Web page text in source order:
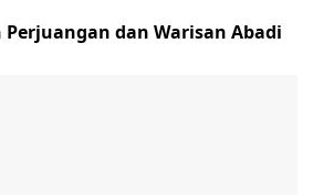
Perjuangan dan Warisan Abadi